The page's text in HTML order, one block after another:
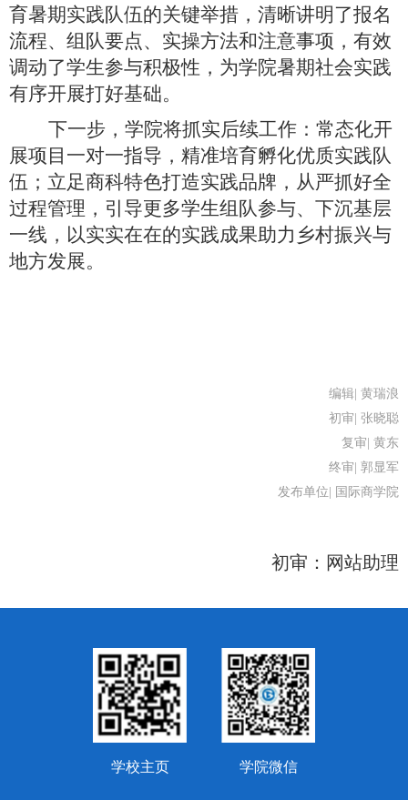
育暑期实践队伍的关键举措，清晰讲明了报名
流程、组队要点、实操方法和注意事项，有效
调动了学生参与积极性，为学院暑期社会实践
有序开展打好基础。
下一步，学院将抓实后续工作：常态化开
展项目一对一指导，精准培育孵化优质实践队
伍；立足商科特色打造实践品牌，从严抓好全
过程管理，引导更多学生组队参与、下沉基层
一线，以实实在在的实践成果助力乡村振兴与
地方发展。
编辑| 黄瑞浪
初审| 张晓聪
复审| 黄东
终审| 郭显军
发布单位| 国际商学院
初审： 网站助理
学校主页 学院微信